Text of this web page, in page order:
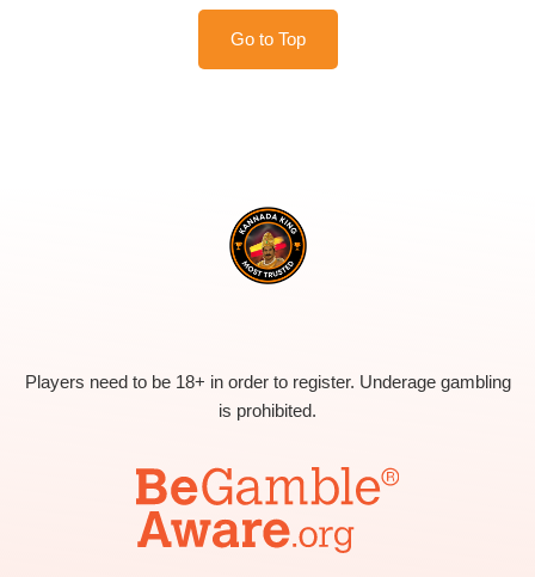
Go to Top
Players need to be 18+ in order to register. Underage gambling
is prohibited.